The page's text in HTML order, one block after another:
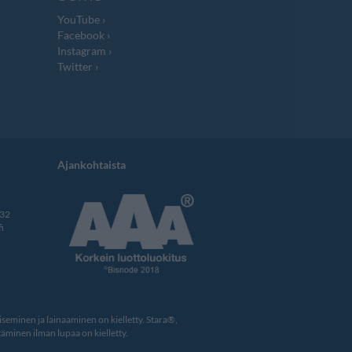
YouTube
Facebook
Instagram
Twitter
Ajankohtaista
ja lainaaminen on kielletty. Stara®,
ilman lupaa on kielletty.